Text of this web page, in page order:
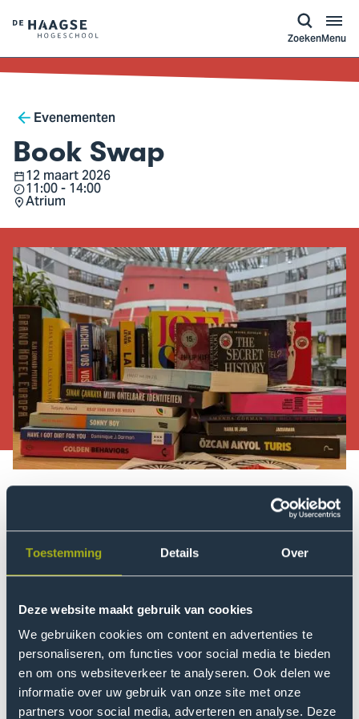
Toestemming Details Over
Deze website maakt gebruik van cookies
We gebruiken cookies om content en advertenties te
personaliseren, om functies voor social media te bieden
en om ons websiteverkeer te analyseren. Ook delen we
informatie over uw gebruik van onze site met onze
partners voor social media, adverteren en analyse. Deze
Logo
van
De
Hogeschool,
ga
naar
de
homepagina
ZoekenMenu
Breadcrumb
Evenementen
Book Swap
Datum
12 maart 2026
Tijd11:00 - 14:00
Locatie
Atrium
We organiseren weer een gezellige Book Swap! Hier
hebben we wel jouw hulp voor nodig. Heb je thuis nog
boeken die stof liggen te verzamelen? Geef ze een
tweede leven! Romans, thrillers, fantasy, non-fictie –
alles is welkom, zolang het in goede staat is (en geen
studieboeken). Boeken in alle talen zijn uiteraard
welkom.
Inleveren kan vanaf 23 februari in de bakfiets bij de